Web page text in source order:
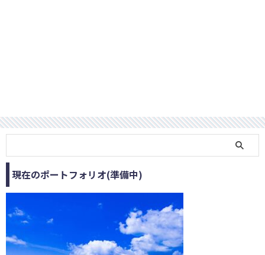
現在のポートフォリオ(準備中)